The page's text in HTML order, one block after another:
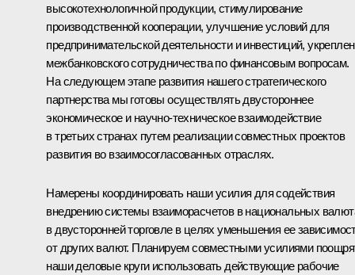
высокотехнологичной продукции, стимулирование
производственной кооперации, улучшение условий для
предпринимательской деятельности и инвестиций,
межбанковского сотрудничества по финансовым вопросам.
На следующем этапе развития нашего стратегического
партнерства мы готовы осуществлять двустороннее
экономическое и научно-техническое взаимодействие
в третьих странах путем реализации совместных проектов
развития во взаимосогласованных отраслях.
Намерены координировать наши усилия для содействия
внедрению системы взаиморасчетов в национальных
в двусторонней торговле в целях уменьшения ее
от других валют. Планируем совместными усилиями
наши деловые круги использовать действующие рабочие